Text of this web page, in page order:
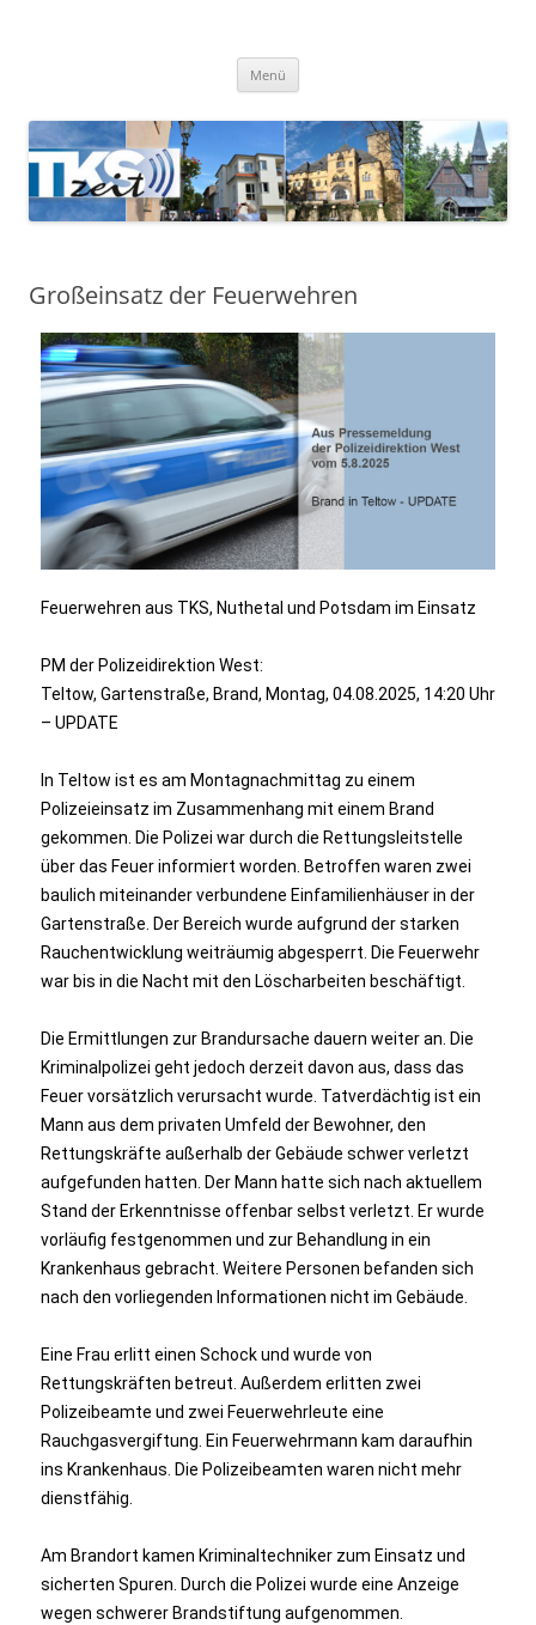
Menü
Großeinsatz der Feuerwehren
Feuerwehren aus TKS, Nuthetal und Potsdam im Einsatz
PM der Polizeidirektion West:
Teltow, Gartenstraße, Brand, Montag, 04.08.2025, 14:20 Uhr
– UPDATE
In Teltow ist es am Montagnachmittag zu einem
Polizeieinsatz im Zusammenhang mit einem Brand
gekommen. Die Polizei war durch die Rettungsleitstelle
über das Feuer informiert worden. Betroffen waren zwei
baulich miteinander verbundene Einfamilienhäuser in der
Gartenstraße. Der Bereich wurde aufgrund der starken
Rauchentwicklung weiträumig abgesperrt. Die Feuerwehr
war bis in die Nacht mit den Löscharbeiten beschäftigt.
Die Ermittlungen zur Brandursache dauern weiter an. Die
Kriminalpolizei geht jedoch derzeit davon aus, dass das
Feuer vorsätzlich verursacht wurde. Tatverdächtig ist ein
Mann aus dem privaten Umfeld der Bewohner, den
Rettungskräfte außerhalb der Gebäude schwer verletzt
aufgefunden hatten. Der Mann hatte sich nach aktuellem
Stand der Erkenntnisse offenbar selbst verletzt. Er wurde
vorläufig festgenommen und zur Behandlung in ein
Krankenhaus gebracht. Weitere Personen befanden sich
nach den vorliegenden Informationen nicht im Gebäude.
Eine Frau erlitt einen Schock und wurde von
Rettungskräften betreut. Außerdem erlitten zwei
Polizeibeamte und zwei Feuerwehrleute eine
Rauchgasvergiftung. Ein Feuerwehrmann kam daraufhin
ins Krankenhaus. Die Polizeibeamten waren nicht mehr
dienstfähig.
Am Brandort kamen Kriminaltechniker zum Einsatz und
sicherten Spuren. Durch die Polizei wurde eine Anzeige
wegen schwerer Brandstiftung aufgenommen.